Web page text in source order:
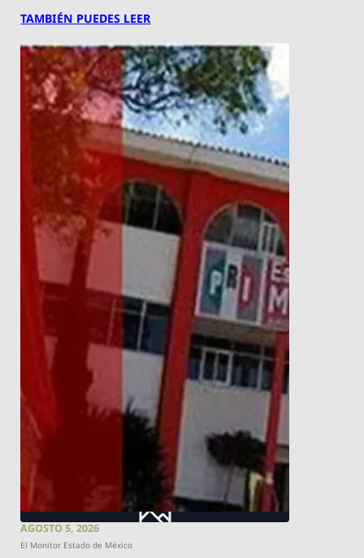
TAMBIÉN PUEDES LEER
AGOSTO 5, 2026
El Monitor Estado de México